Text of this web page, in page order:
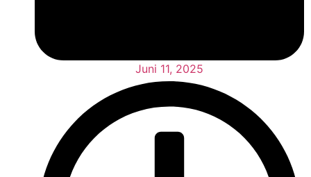
Juni 11, 2025